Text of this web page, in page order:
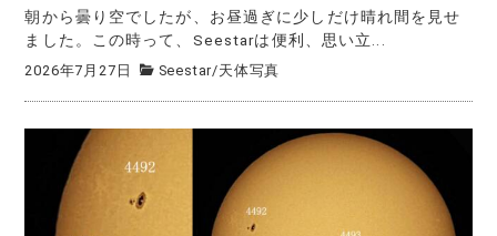
朝から曇り空でしたが、お昼過ぎに少しだけ晴れ間を見せ
ました。この時って、Seestarは便利、思い立...
2026年7月27日 Seestar/天体写真